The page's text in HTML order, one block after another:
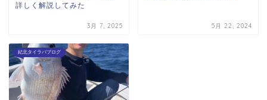
詳しく解説してみた
3月 7, 2025 5月 22, 2024
紀北タイラバブログ